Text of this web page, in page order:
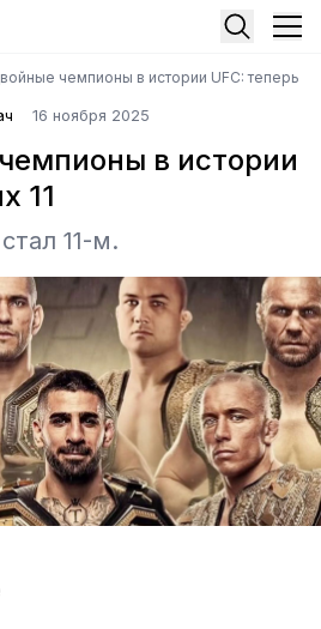
чемпионы в истории UFC: теперь их
16 ноября 2025
в истории
11
11-м.